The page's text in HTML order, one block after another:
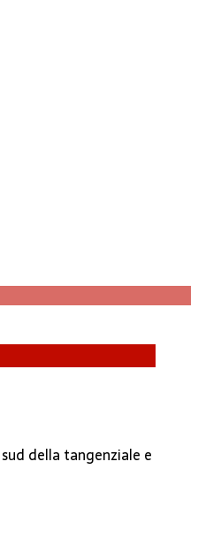
della tangenziale e